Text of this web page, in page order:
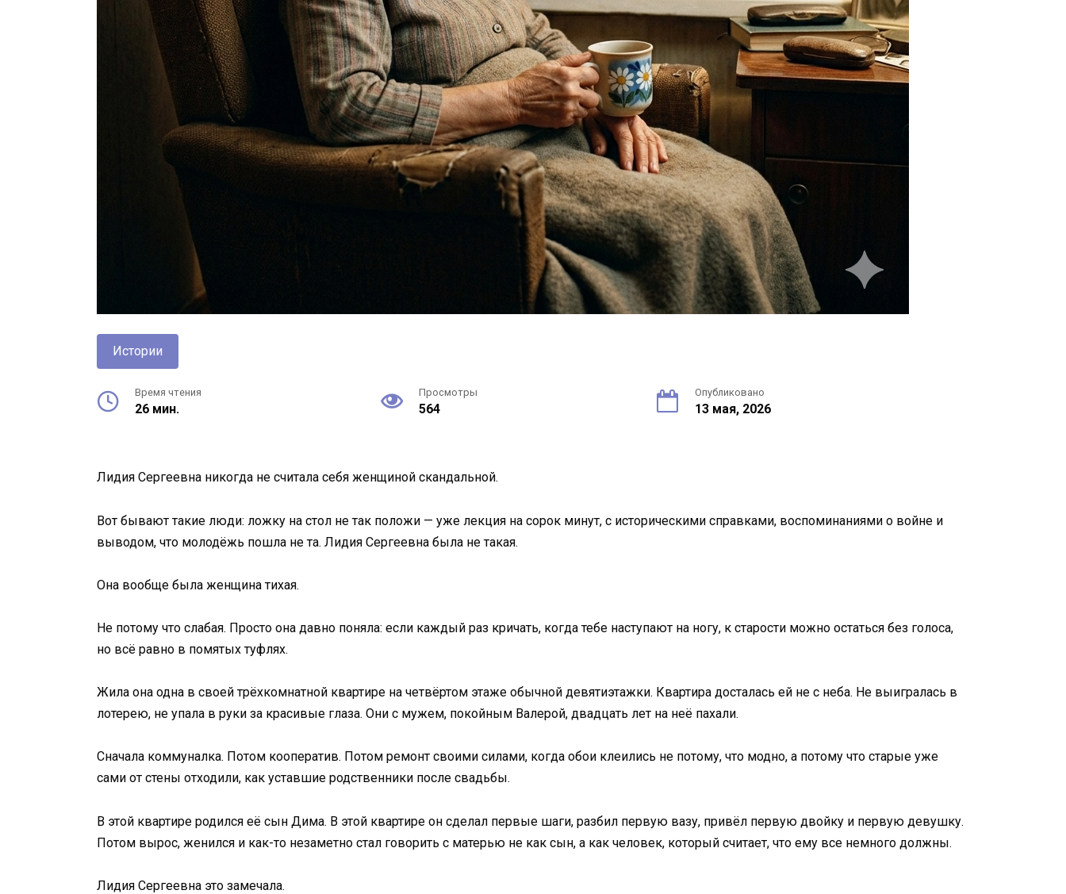
Истории
Время чтения
26 мин.
Просмотры
564
Опубликовано
13 мая, 2026
Лидия Сергеевна никогда не считала себя женщиной скандальной.
Вот бывают такие люди: ложку на стол не так положи — уже лекция на сорок минут, с историческими справками, воспоминаниями о войне и
выводом, что молодёжь пошла не та. Лидия Сергеевна была не такая.
Она вообще была женщина тихая.
Не потому что слабая. Просто она давно поняла: если каждый раз кричать, когда тебе наступают на ногу, к старости можно остаться без голоса,
но всё равно в помятых туфлях.
Жила она одна в своей трёхкомнатной квартире на четвёртом этаже обычной девятиэтажки. Квартира досталась ей не с неба. Не выигралась в
лотерею, не упала в руки за красивые глаза. Они с мужем, покойным Валерой, двадцать лет на неё пахали.
Сначала коммуналка. Потом кооператив. Потом ремонт своими силами, когда обои клеились не потому, что модно, а потому что старые уже
сами от стены отходили, как уставшие родственники после свадьбы.
В этой квартире родился её сын Дима. В этой квартире он сделал первые шаги, разбил первую вазу, привёл первую двойку и первую девушку.
Потом вырос, женился и как-то незаметно стал говорить с матерью не как сын, а как человек, который считает, что ему все немного должны.
Лидия Сергеевна это замечала.